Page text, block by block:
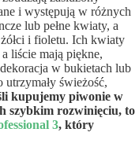
i występują w różnych
lub pełne kwiaty, a
i fioletu. Ich kwiaty
liście mają piękne,
w bukietach lub
świeżość,
kupujemy piwonie w
szybkim rozwinięciu, to
3, który